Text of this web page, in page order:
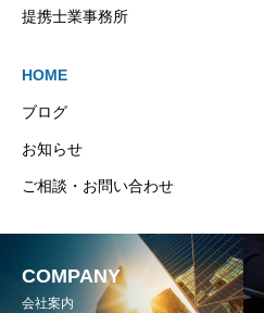
提携士業事務所
HOME
ブログ
お知らせ
ご相談・お問い合わせ
COMPANY
会社案内